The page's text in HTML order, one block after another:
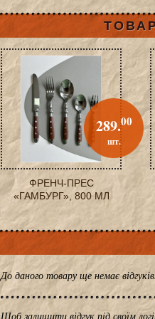
ФРЕНЧ-ПРЕС
«ГАМБУРГ», 800 МЛ
289.00
шт.
До даного товару ще немає
Щоб залишити відгук під своїм